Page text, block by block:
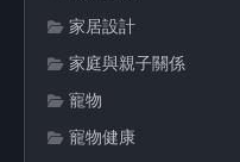
家居設計
家庭與親子關係
寵物
寵物健康